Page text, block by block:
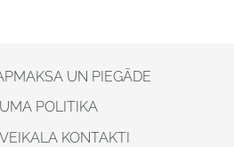
UN PIEGĀDE
POLITIKA
KONTAKTI